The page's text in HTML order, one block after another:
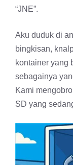
“JNE”.
Aku duduk di
bingkisan,
kontainer yang
sebagainya
Kami
SD yang